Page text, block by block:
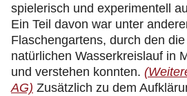
spielerisch und experimentell
Ein Teil davon war unter
Flaschengartens, durch den
natürlichen Wasserkreislauf in
und verstehen konnten.
AG) Zusätzlich zu dem